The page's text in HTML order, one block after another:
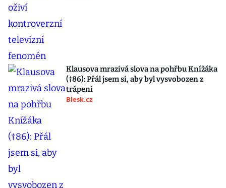
Klausova mrazivá slova na pohřbu Knížáka
(†86): Přál jsem si, aby byl vysvobozen z
trápení
Blesk.cz